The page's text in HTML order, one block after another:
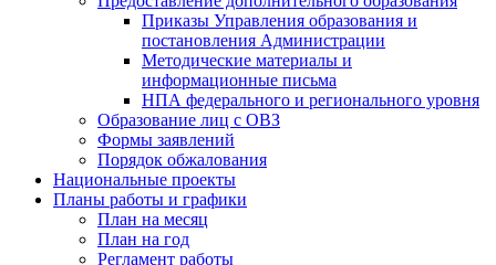
Приказы Управления образования и
постановления Администрации
Методические материалы и
информационные письма
НПА федерального и регионального уровня
Образование лиц с ОВЗ
Формы заявлений
Порядок обжалования
Национальные проекты
Планы работы и графики
План на месяц
План на год
Регламент работы